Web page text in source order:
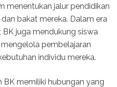
menentukan jalur pendidikan
bakat mereka. Dalam era
BK juga mendukung siswa
pembelajaran
individu mereka.
BK memiliki hubungan yang